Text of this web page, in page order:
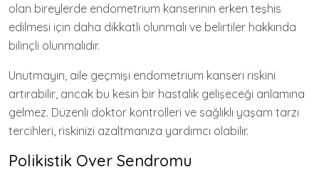
olan bireylerde endometrium kanserinin erken teşhis
edilmesi için daha dikkatli olunmalı ve belirtiler hakkında
bilinçli olunmalıdır.
Unutmayın, aile geçmişi endometrium kanseri riskini
artırabilir, ancak bu kesin bir hastalık gelişeceği anlamına
gelmez. Düzenli doktor kontrolleri ve sağlıklı yaşam tarzı
tercihleri, riskinizi azaltmanıza yardımcı olabilir.
Polikistik Over Sendromu